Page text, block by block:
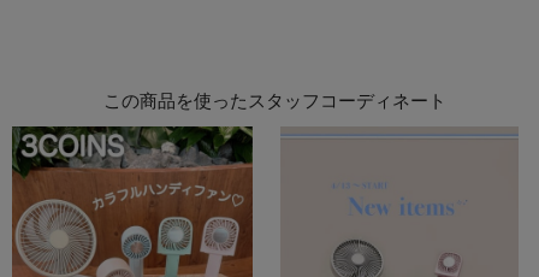
この商品を使ったスタッフコーディネート